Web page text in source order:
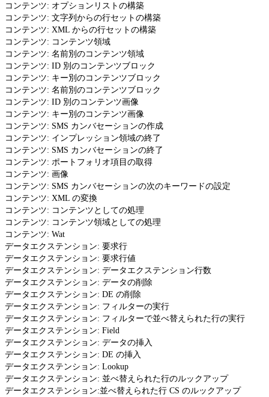
コンテンツ: オプションリストの構築
コンテンツ: 文字列からの行セットの構築
コンテンツ: XML からの行セットの構築
コンテンツ: コンテンツ領域
コンテンツ: 名前別のコンテンツ領域
コンテンツ: ID 別のコンテンツブロック
コンテンツ: キー別のコンテンツブロック
コンテンツ: 名前別のコンテンツブロック
コンテンツ: ID 別のコンテンツ画像
コンテンツ: キー別のコンテンツ画像
コンテンツ: SMS カンバセーションの作成
コンテンツ: インプレッション領域の終了
コンテンツ: SMS カンバセーションの終了
コンテンツ: ポートフォリオ項目の取得
コンテンツ: 画像
コンテンツ: SMS カンバセーションの次のキーワードの設定
コンテンツ: XML の変換
コンテンツ: コンテンツとしての処理
コンテンツ: コンテンツ領域としての処理
コンテンツ: Wat
データエクステンション: 要求行
データエクステンション: 要求行値
データエクステンション: データエクステンション行数
データエクステンション: データの削除
データエクステンション: DE の削除
データエクステンション: フィルターの実行
データエクステンション: フィルターで並べ替えられた行の実行
データエクステンション: Field
データエクステンション: データの挿入
データエクステンション: DE の挿入
データエクステンション: Lookup
データエクステンション: 並べ替えられた行のルックアップ
データエクステンション:並べ替えられた行 CS のルックアップ